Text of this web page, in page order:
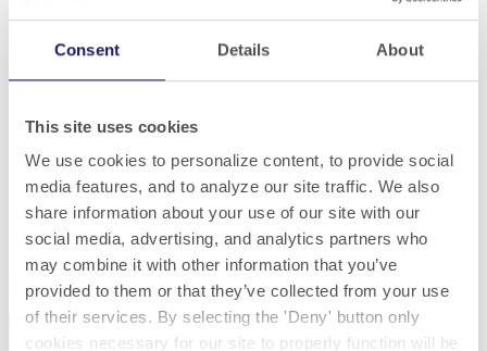
Consent Details About
This site uses cookies
We use cookies to personalize content, to provide social
media features, and to analyze our site traffic. We also
share information about your use of our site with our
social media, advertising, and analytics partners who
may combine it with other information that you’ve
provided to them or that they’ve collected from your use
of their services. By selecting the 'Deny' button only
cookies necessary for our site to properly function will be
Einspuriges Band
Einspuriges Band